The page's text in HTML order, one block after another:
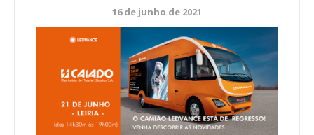
16 de junho de 2021